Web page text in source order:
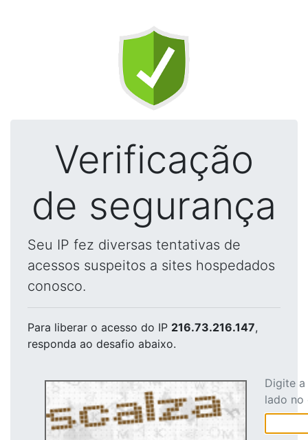
Verificação
de segurança
Seu IP fez diversas tentativas de
acessos suspeitos a sites hospedados
conosco.
Para liberar o acesso do IP 216.73.216.147,
responda ao desafio abaixo.
Digite
lado no